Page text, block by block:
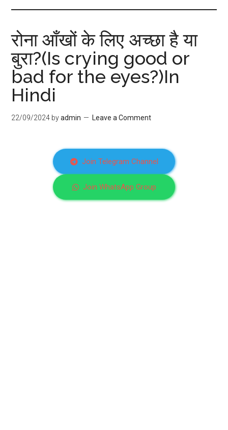
रोना आँखों के लिए अच्छा है या
बुरा?(Is crying good or
bad for the eyes?)In
Hindi
22/09/2024 byadmin Leave a Comment
Join Telegram Channel
Join WhatsApp Group